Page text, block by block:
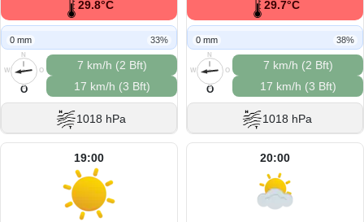
29.8°C
0 mm 33%
N
O
S
W
O
7 km/h (2 Bft)
17 km/h (3 Bft)
1018 hPa
29.7°C
0 mm 38%
N
O
S
W
O
7 km/h (2 Bft)
17 km/h (3 Bft)
1018 hPa
19:00 20:00